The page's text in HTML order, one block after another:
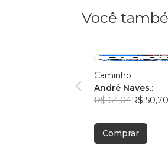
Você
Caminho
André Naves.:
R$ 64,04R$ 50,70
Comprar